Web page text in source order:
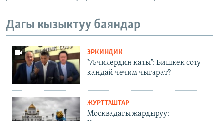
Дагы кызыктуу баяндар
ЭРКИНДИК
"75чилердин каты": Бишкек соту
кандай чечим чыгарат?
ЖУРТТАШТАР
Москвадагы жардыруу: